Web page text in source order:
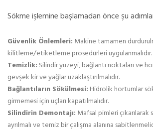
Sökme işlemine başlamadan önce şu
Güvenlik Önlemleri: Makine tamamen
kilitleme/etiketleme prosedürleri uygulanmalıdır.
Temizlik: Silindir yüzeyi, bağlantı noktaları ve
gevşek kir ve yağlar uzaklaştırılmalıdır.
Bağlantıların Sökülmesi: Hidrolik hortumlar
girmemesi için uçları kapatılmalıdır.
Silindirin Demontajı: Mafsal pimleri
ayrılmalı ve temiz bir çalışma alanına